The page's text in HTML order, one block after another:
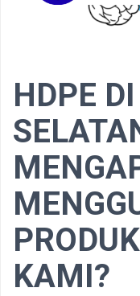
HDPE
KAMI?